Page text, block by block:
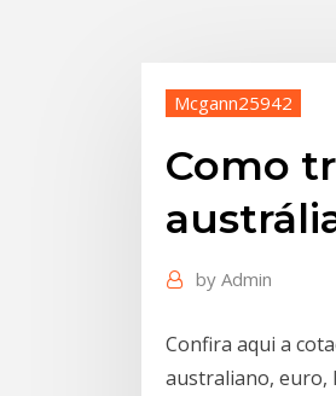
Mcgann25942
Como
by Admin
Confira aqui a
australiano, euro,